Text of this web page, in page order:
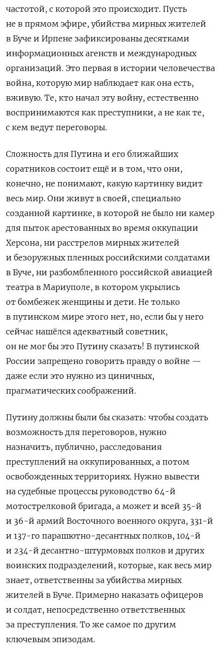
частотой, с которой это происходит. Пусть
не в прямом эфире, убийства мирных жителей
в Буче и Ирпене зафиксированы десятками
информационных агенств и международных
организаций. Это первая в истории человечества
война, которую мир наблюдает как она есть,
вживую. Те, кто начал эту войну, естественно
воспринимаются как преступники, а не как те,
с кем ведут переговоры.
Сложность для Путина и его ближайших
соратников состоит ещё и в том, что они,
конечно, не понимают, какую картинку видит
весь мир. Они живут в своей, специально
созданной картинке, в которой не было ни камер
для пыток арестованных во время оккупации
Херсона, ни расстрелов мирных жителей
и безоружных пленных российскими солдатами
в Буче, ни разбомбленного российской авиацией
театра в Мариуполе, в котором укрылись
от бомбежек женщины и дети. Не только
в путинском мире этого нет, но, если бы у него
сейчас нашёлся адекватный советник,
он не мог бы это Путину сказать! В путинской
России запрещено говорить правду о войне —
даже если это нужно из циничных,
прагматических соображений.
Путину должны были бы сказать: чтобы создать
возможность для переговоров, нужно
назначить, публично, расследования
преступлений на оккупированных, а потом
освобожденных территориях. Нужно вывести
на судебные процессы руководство 64-й
мотострелковой бригада, а может и всей 35-й
и 36-й армий Восточного военного округа, 331-й
и 137-го парашютно-десантных полков, 104-й
и 234-й десантно-штурмовых полков и других
воинских подразделений, которые, как весь мир
знает, ответственны за убийства мирных
жителей в Буче. Примерно наказать офицеров
и солдат, непосредственно ответственных
за преступления. То же самое по другим
ключевым эпизодам.